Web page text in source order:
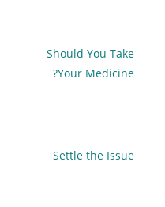
Should You Take
Your Medicine?
Settle the Issue